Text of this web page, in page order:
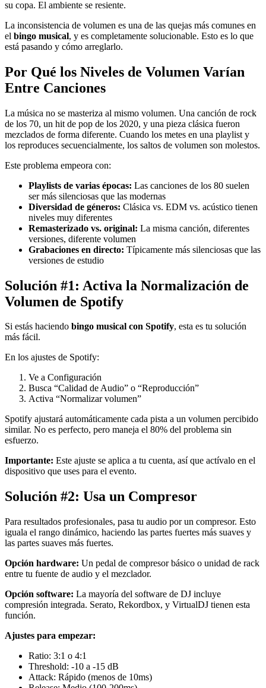
su copa. El ambiente se resiente.
La inconsistencia de volumen es una de las quejas más comunes en
el bingo musical, y es completamente solucionable. Esto es lo que
está pasando y cómo arreglarlo.
Por Qué los Niveles de Volumen Varían
Entre Canciones
La música no se masteriza al mismo volumen. Una canción de rock
de los 70, un hit de pop de los 2020, y una pieza clásica fueron
mezclados de forma diferente. Cuando los metes en una playlist y
los reproduces secuencialmente, los saltos de volumen son molestos.
Este problema empeora con:
Playlists de varias épocas: Las canciones de los 80 suelen
ser más silenciosas que las modernas
Diversidad de géneros: Clásica vs. EDM vs. acústico tienen
niveles muy diferentes
Remasterizado vs. original: La misma canción, diferentes
versiones, diferente volumen
Grabaciones en directo: Típicamente más silenciosas que las
versiones de estudio
Solución #1: Activa la Normalización de
Volumen de Spotify
Si estás haciendo bingo musical con Spotify, esta es tu solución
más fácil.
En los ajustes de Spotify:
Ve a Configuración
Busca “Calidad de Audio” o “Reproducción”
Activa “Normalizar volumen”
Spotify ajustará automáticamente cada pista a un volumen percibido
similar. No es perfecto, pero maneja el 80% del problema sin
esfuerzo.
Importante: Este ajuste se aplica a tu cuenta, así que actívalo en el
dispositivo que uses para el evento.
Solución #2: Usa un Compresor
Para resultados profesionales, pasa tu audio por un compresor. Esto
iguala el rango dinámico, haciendo las partes fuertes más suaves y
las partes suaves más fuertes.
Opción hardware: Un pedal de compresor básico o unidad de rack
entre tu fuente de audio y el mezclador.
Opción software: La mayoría del software de DJ incluye
compresión integrada. Serato, Rekordbox, y VirtualDJ tienen esta
función.
Ajustes para empezar:
Ratio: 3:1 o 4:1
Threshold: -10 a -15 dB
Attack: Rápido (menos de 10ms)